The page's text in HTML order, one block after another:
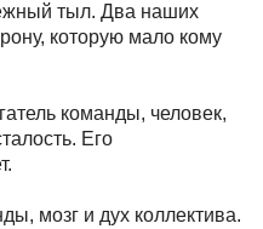
тыл. Два наших
которую мало кому
команды, человек,
Его
мозг и дух коллектива.